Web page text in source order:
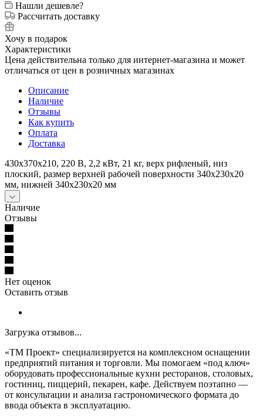
Нашли дешевле?
Рассчитать доставку
Хочу в подарок
Характеристики
Цена действительна только для интернет-магазина и может
отличаться от цен в розничных магазинах
Описание
Наличие
Отзывы
Как купить
Оплата
Доставка
430х370х210, 220 В, 2,2 кВт, 21 кг, верх рифленый, низ
плоский, размер верхней рабочей поверхности 340x230х20
мм, нижней 340x230х20 мм
Наличие
Отзывы
Нет оценок
Оставить отзыв
Загрузка отзывов...
«ТМ Проект» специализируется на комплексном оснащении
предприятий питания и торговли. Мы помогаем «под ключ»
оборудовать профессиональные кухни ресторанов, столовых,
гостиниц, пиццерий, пекарен, кафе. Действуем поэтапно —
от консультации и анализа гастрономического формата до
ввода объекта в эксплуатацию.